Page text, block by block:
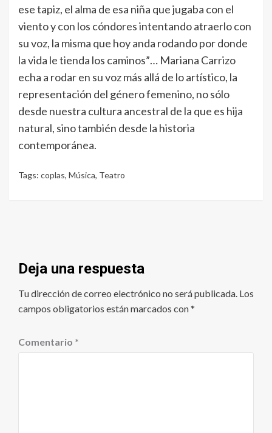
ese tapiz, el alma de esa niña que jugaba con el
viento y con los cóndores intentando atraerlo con
su voz, la misma que hoy anda rodando por donde
la vida le tienda los caminos”… Mariana Carrizo
echa a rodar en su voz más allá de lo artístico, la
representación del género femenino, no sólo
desde nuestra cultura ancestral de la que es hija
natural, sino también desde la historia
contemporánea.
Tags: coplas, Música, Teatro
Deja una respuesta
Tu dirección de correo electrónico no será publicada. Los
campos obligatorios están marcados con*
Comentario *